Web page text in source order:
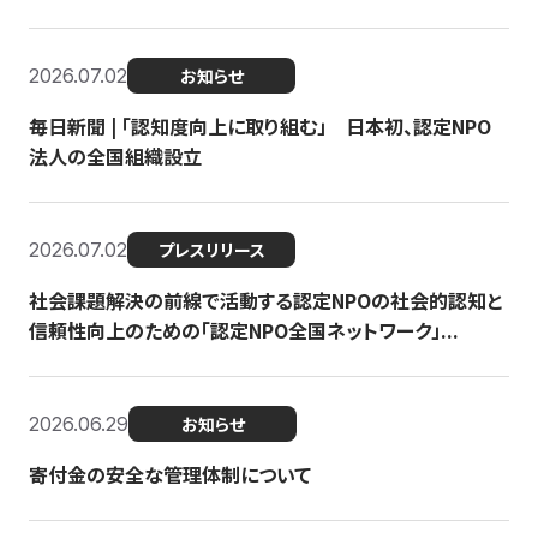
2026.07.02 お知らせ
毎日新聞 | 「認知度向上に取り組む」 日本初、認定NPO
法人の全国組織設立
2026.07.02 プレスリリース
社会課題解決の前線で活動する認定NPOの社会的認知と
信頼性向上のための「認定NPO全国ネットワーク」...
2026.06.29 お知らせ
寄付金の安全な管理体制について